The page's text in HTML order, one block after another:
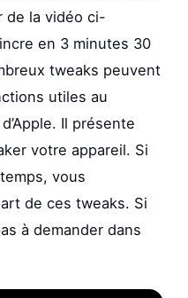
de la vidéo ci-
en 3 minutes 30
tweaks peuvent
utiles au
Il présente
votre appareil. Si
vous
de ces tweaks. Si
à demander dans